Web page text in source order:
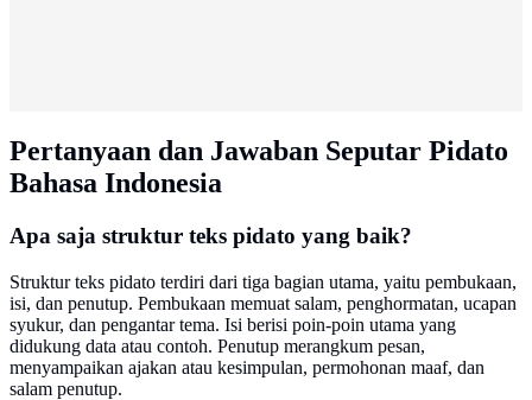
Pertanyaan dan Jawaban Seputar Pidato
Bahasa Indonesia
Apa saja struktur teks pidato yang baik?
Struktur teks pidato terdiri dari tiga bagian utama, yaitu pembukaan,
isi, dan penutup. Pembukaan memuat salam, penghormatan, ucapan
syukur, dan pengantar tema. Isi berisi poin-poin utama yang
didukung data atau contoh. Penutup merangkum pesan,
menyampaikan ajakan atau kesimpulan, permohonan maaf, dan
salam penutup.